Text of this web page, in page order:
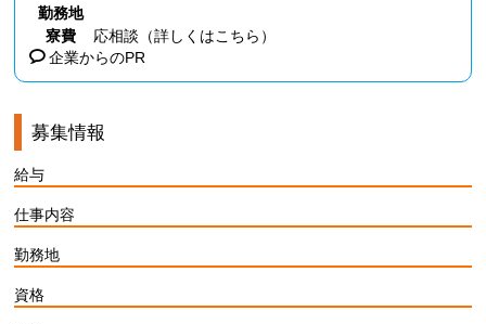
勤務地
寮費
応相談（詳しくはこちら ）
企業からのPR
募集情報
給与
仕事内容
勤務地
資格